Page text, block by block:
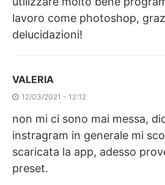
lavoro come photoshop,
delucidazioni!
VALERIA
12/03/2021 - 12:12
non mi ci sono mai messa,
instragram in generale mi
scaricata la app, adesso
preset.